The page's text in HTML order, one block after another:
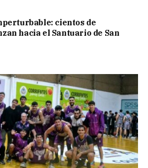
cientos de
hacia el Santuario de San